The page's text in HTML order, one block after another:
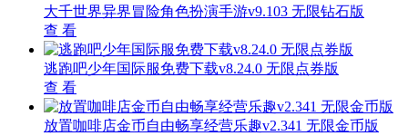
大千世界异界冒险角色扮演手游v9.103 无限钻石版
查 看
逃跑吧少年国际服免费下载v8.24.0 无限点券版
查 看
放置咖啡店金币自由畅享经营乐趣v2.341 无限金币版